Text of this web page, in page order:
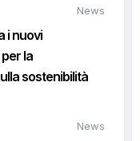
News
i nuovi
la
sostenibilità
News